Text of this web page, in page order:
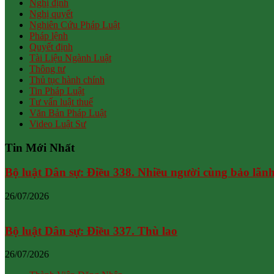
Nghị định
Nghị quyết
Nghiên Cứu Pháp Luật
Pháp lệnh
Quyết định
Tài Liệu Ngành Luật
Thông tư
Thủ tục hành chính
Tin Pháp Luật
Tư vấn luật thuế
Văn Bản Pháp Luật
Video Luật Sư
Tin Mới Nhất
Bộ luật Dân sự: Điều 338. Nhiều người cùng bảo
26/07/2026
Bộ luật Dân sự: Điều 337. Thù lao
26/07/2026